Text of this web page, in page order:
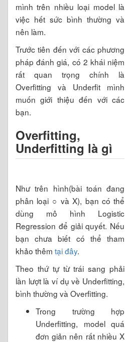
mình trên nhiều loại model là
việc hết sức bình thường và
nên làm.
Trước tiên đến với các phương
pháp đánh giá, có 2 khái niệm
rất quan trọng chính là
Overfitting và Underfit mình
muốn giới thiệu đến với các
bạn.
Overfitting,
Underfitting là gì
Như trên hình(bài toán đang
phân loại ○ và X), bạn có thể
dùng mô hình Logistic
Regression để giải quyết. Nếu
bạn chưa biết có thể tham
khảo thêm tại đây.
Theo thứ tự từ trái sang phải
lần lượt là ví dụ về Underfitting,
bình thường và Overfitting.
Trong trường hợp
Underfitting, model quá
đơn giản nên rất nhiều X